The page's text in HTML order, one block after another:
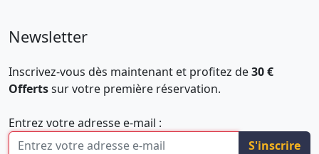
Newsletter
Inscrivez-vous dès maintenant et profitez de30 €
Offertssur votre première réservation.
Entrez votre adresse e-mail :
S'inscrire